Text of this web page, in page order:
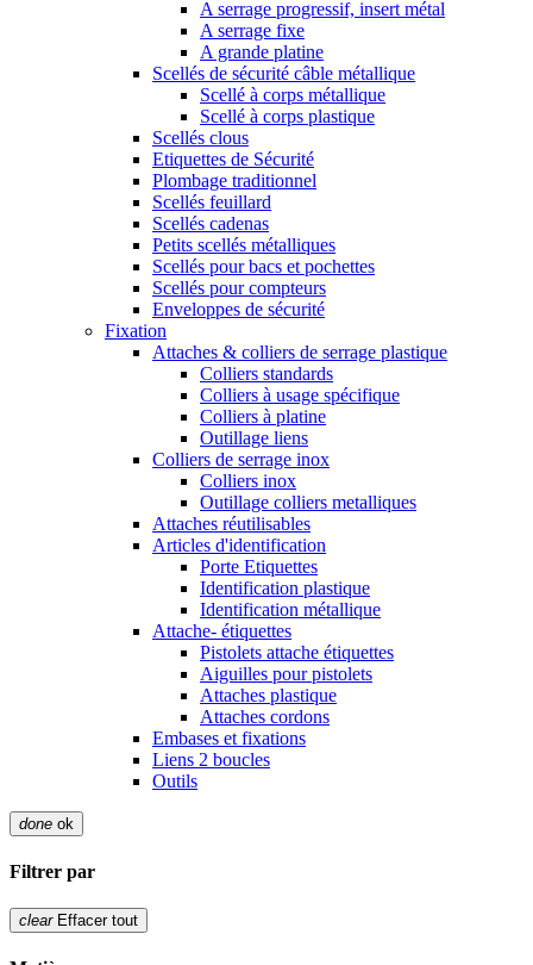
A serrage progressif, insert métal
A serrage fixe
A grande platine
Scellés de sécurité câble métallique
Scellé à corps métallique
Scellé à corps plastique
Scellés clous
Etiquettes de Sécurité
Plombage traditionnel
Scellés feuillard
Scellés cadenas
Petits scellés métalliques
Scellés pour bacs et pochettes
Scellés pour compteurs
Enveloppes de sécurité
Fixation
Attaches & colliers de serrage plastique
Colliers standards
Colliers à usage spécifique
Colliers à platine
Outillage liens
Colliers de serrage inox
Colliers inox
Outillage colliers metalliques
Attaches réutilisables
Articles d'identification
Porte Etiquettes
Identification plastique
Identification métallique
Attache- étiquettes
Pistolets attache étiquettes
Aiguilles pour pistolets
Attaches plastique
Attaches cordons
Embases et fixations
Liens 2 boucles
Outils
done ok
Filtrer par
clear Effacer tout